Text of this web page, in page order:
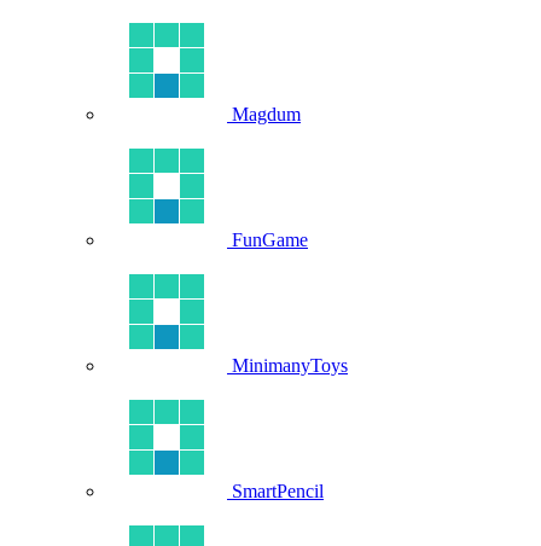
Magdum
FunGame
MinimanyToys
SmartPencil